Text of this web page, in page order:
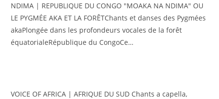
NDIMA | REPUBLIQUE DU CONGO "MOAKA NA NDIMA" OU
LE PYGMÉE AKA ET LA FORÊTChants et danses des Pygmées
akaPlongée dans les profondeurs vocales de la forêt
équatorialeRépublique du CongoCe…
VOICE OF AFRICA | AFRIQUE DU SUD Chants a capella,